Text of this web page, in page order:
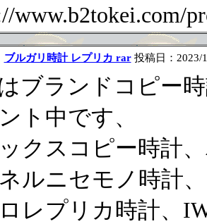
www.b2tokei.com/
ブルガリ時計 レプリカ rar投稿日：2023/
ブランドコピー
ト中です、
クスコピー時計
ルニセモノ時計
レプリカ時計、